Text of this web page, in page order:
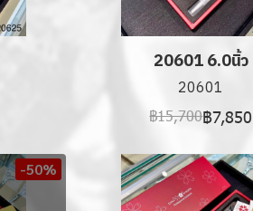
20601 6.0นิ้ว
20601
฿15,700฿7,850
-50%